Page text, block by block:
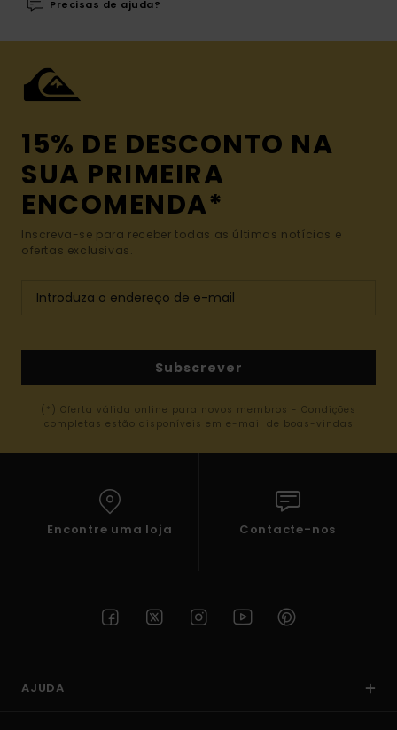
Precisas de ajuda?
15% DE DESCONTO NA
SUA PRIMEIRA
ENCOMENDA*
Inscreva-se para receber todas as últimas notícias e
ofertas exclusivas.
Subscrever
(*) Oferta válida online para novos membros - Condições
completas estão disponíveis em e-mail de boas-vindas
Encontre uma loja Contacte-nos
AJUDA